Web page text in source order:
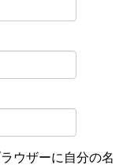
ウザーに自分の名